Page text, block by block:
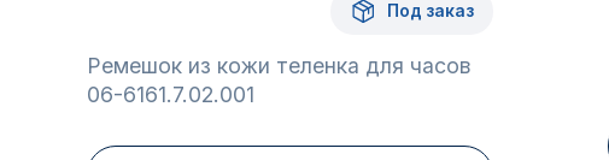
Под заказ
Ремешок из кожи теленка для часов
06-6161.7.02.001